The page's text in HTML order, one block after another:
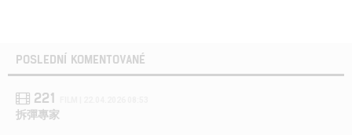
POSLEDNÍ KOMENTOVANÉ
221
拆彈專家